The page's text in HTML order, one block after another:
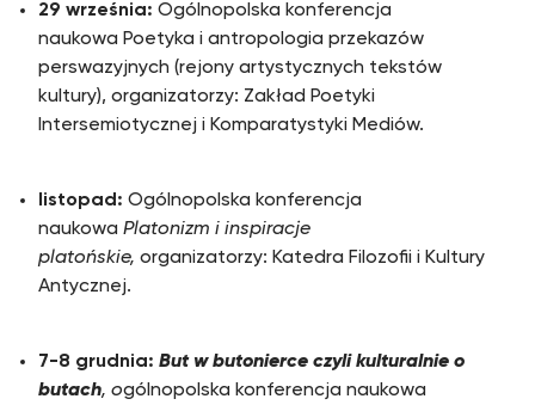
29 września: Ogólnopolska konferencja
naukowa Poetyka i antropologia przekazów
perswazyjnych (rejony artystycznych tekstów
kultury), organizatorzy: Zakład Poetyki
Intersemiotycznej i Komparatystyki Mediów.
listopad: Ogólnopolska konferencja
naukowa Platonizm i inspiracje
platońskie, organizatorzy: Katedra Filozofii i Kultury
Antycznej.
7-8 grudnia: But w butonierce czyli kulturalnie o
butach, ogólnopolska konferencja naukowa